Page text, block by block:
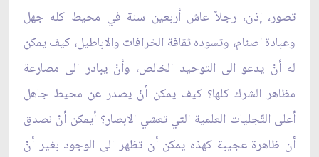
تصور، إذن، رجلاً عاش أربعين سنة في محيط كله جهل
وعبادة اصنام، وتسوده ثقافة الخرافات والاباطيل، كيف يمكن
له أنْ يدعو الى التوحيد الخالص، وأنْ يبادر الى مصارعة
مظاهر الشرك كلها؟ كيف يمكن أنْ يصدر عن محيط جاهل
أعلى التّجليات العلمية التي تعشي الابصار؟ أيمكن أنْ نصدق
أن ظاهرة عجيبة كهذه يمكن أن تظهر الى الوجود بغير أنْ